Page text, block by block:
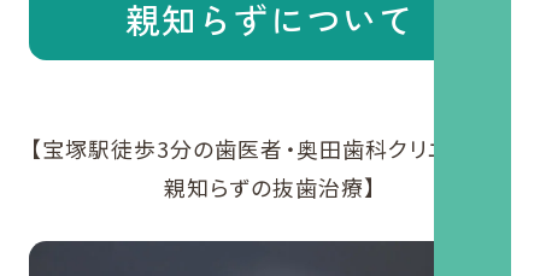
親知らずについて
【宝塚駅徒歩3分の歯医者・奥田歯科クリニックの
親知らずの抜歯治療】